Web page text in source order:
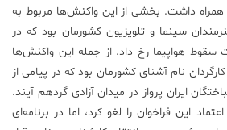
همراه داشت. بخشی از این واکنش‌ها مربوط به
سینما و تلویزیون کشورمان بود که در
سقوط هواپیما رخ داد. از جمله این واکنش‌ها
نام آشنای کشورمان بود که در پیامی از
ایران پرواز در میدان آزادی گردهم آیند.
این فراخوان را لغو کرد، اما در برنامه‌ای